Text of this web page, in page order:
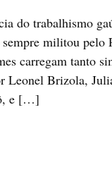
do trabalhismo
militou
carregam tanto
Leonel Brizola,
e […]